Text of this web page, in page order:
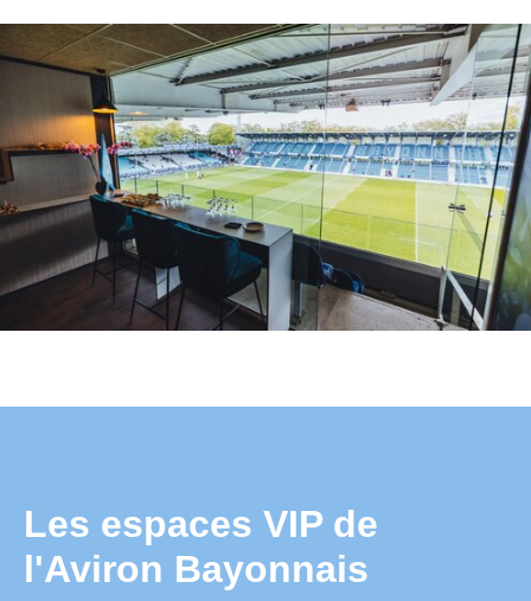
Les espaces VIP de
l'Aviron Bayonnais